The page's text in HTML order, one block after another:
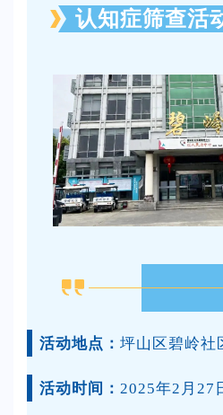
认知症筛查活
活动地点： 坪山区碧岭社
活动时间： 2025年2月